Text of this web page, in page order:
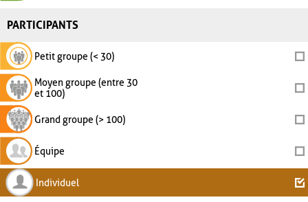
PARTICIPANTS
Petit groupe (< 30)
Moyen groupe (entre 30
et 100)
Grand groupe (> 100)
Équipe
Individuel